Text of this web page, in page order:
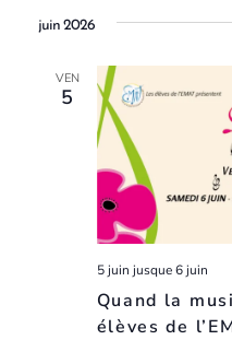
juin 2026
VEN
5
Quand la
élèves de
5 juin jusque6 juin